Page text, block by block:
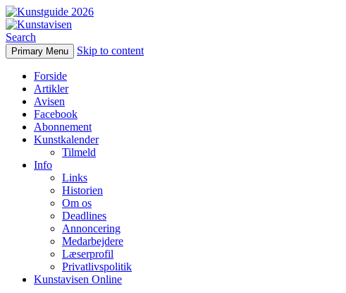
Kunstavisen
Search
Primary Menu Skip to content
Forside
Artikler
Avisen
Facebook
Abonnement
Kunstkalender
Tilmeld
Info
Links
Historien
Om os
Deadlines
Annoncering
Medarbejdere
Læserprofil
Privatlivspolitik
Kunstavisen Online